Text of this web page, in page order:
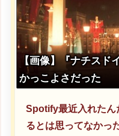
【画像】『ナチスド
かっこよさだった
Spotify最近入れたん
るとは思ってなかっ